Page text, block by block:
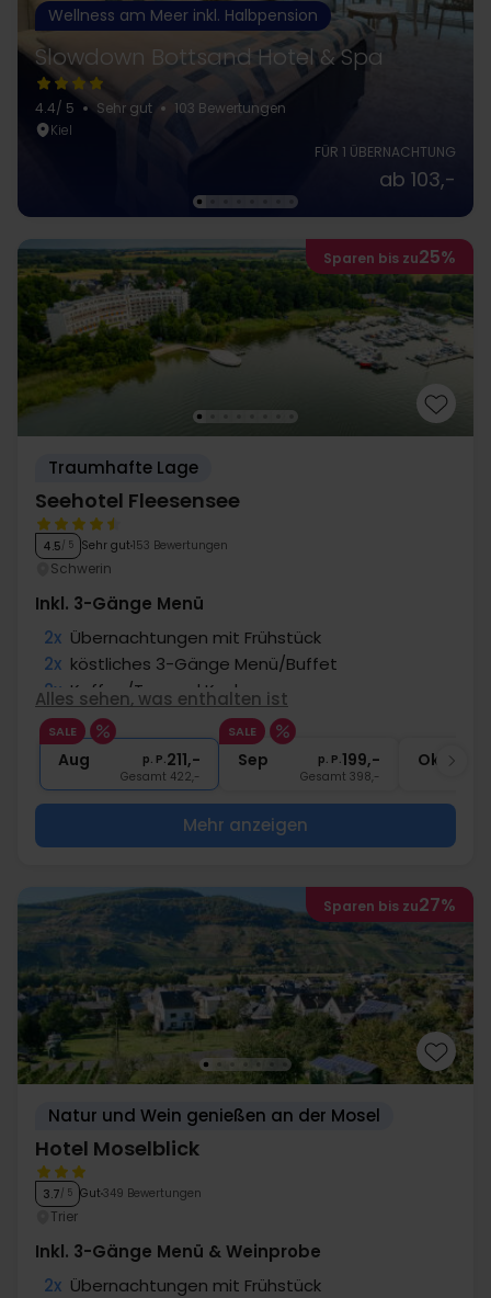
Wellness am Meer inkl. Halbpension
Slowdown Bottsand Hotel & Spa
4.4/ 5 Sehr gut
103 Bewertungen
Kiel
FÜR 1 ÜBERNACHTUNG
ab 103,-
Sparen bis zu25%
Traumhafte Lage
Seehotel Fleesensee
4.5/ 5 Sehr gut 153 Bewertungen
Schwerin
Inkl. 3-Gänge Menü
2x Übernachtungen mit Frühstück
2x köstliches 3-Gänge Menü/Buffet
2x Kaffee/Tee und Kuchen
1x ein Gratisgetränk
∞ Gratis Nutzung Spa-/Wellnessbereich
Alles sehen, was enthalten ist
SALE
Aug p. P.211,-
Gesamt 422,-
SALE
Sep p. P.199,-
Gesamt 398,-
Okt
Mehr anzeigen
Sparen bis zu27%
Natur und Wein genießen an der Mosel
Hotel Moselblick
3.7/ 5 Gut 349 Bewertungen
Trier
Inkl. 3-Gänge Menü & Weinprobe
2x Übernachtungen mit Frühstück